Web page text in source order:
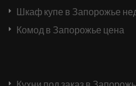
Шкаф купе в Запорожье
Комод в Запорожье цена
Кухни под заказ в